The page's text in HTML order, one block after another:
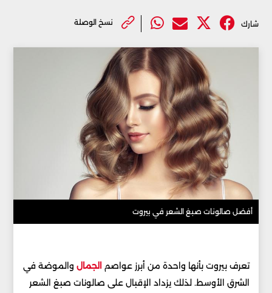
شارك نسخ الوصلة
أفضل صالونات صبغ الشعر في بيروت
تعرف بيروت بأنها واحدة من أبرز عواصم الجمال والموضة في
الشرق الأوسط. لذلك يزداد الإقبال على صالونات صبغ الشعر